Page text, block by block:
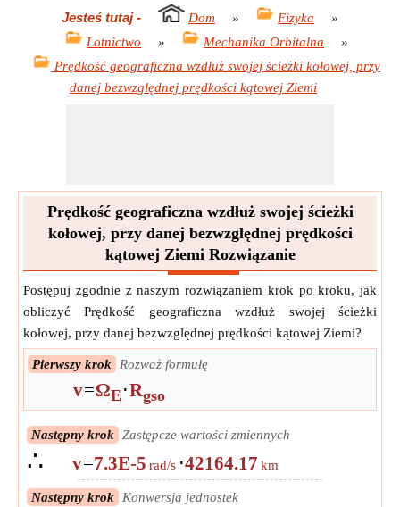
Jesteś tutaj- Dom » Fizyka
»
Lotnictwo
» Mechanika Orbitalna
»
Prędkość geograficzna wzdłuż swojej ścieżki kołowej, przy
danej bezwzględnej prędkości kątowej Ziemi
Prędkość geograficzna wzdłuż swojej ścieżki
kołowej, przy danej bezwzględnej prędkości
kątowej Ziemi Rozwiązanie
Postępuj zgodnie z naszym rozwiązaniem krok po kroku, jak
obliczyć Prędkość geograficzna wzdłuż swojej ścieżki
kołowej, przy danej bezwzględnej prędkości kątowej Ziemi?
Pierwszy krok Rozważ formułę
v=ΩE ⋅Rgso
Następny krok Zastępcze wartości zmiennych
∴ v=7.3E-5 rad/s ⋅42164.17 km
Następny krok Konwersja jednostek